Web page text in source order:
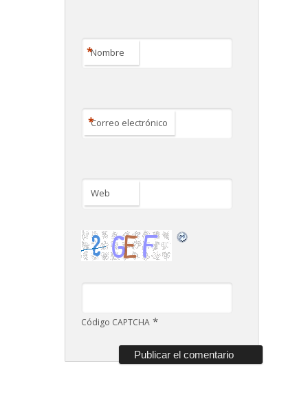
Nombre
*
Correo electrónico
*
Web
Código CAPTCHA *